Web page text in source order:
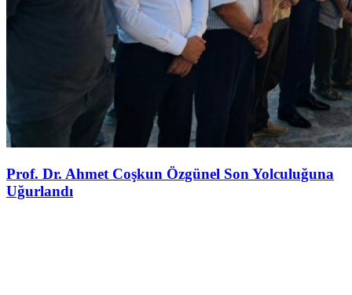
Prof. Dr. Ahmet Coşkun Özgünel Son Yolculuğuna
Uğurlandı